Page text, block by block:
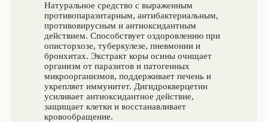
Натуральное средство с выраженным
противопаразитарным, антибактериальным,
противовирусным и антиоксидантным
действием. Способствует оздоровлению при
описторхозе, туберкулезе, пневмонии и
бронхитах. Экстракт коры осины очищает
организм от паразитов и патогенных
микроорганизмов, поддерживает печень и
укрепляет иммунитет. Дигидрокверцетин
усиливает антиоксидантное действие,
защищает клетки и восстанавливает
кровообращение.